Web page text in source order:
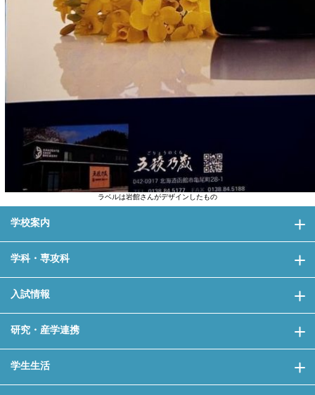
ラベルは岩館さんがデザインしたもの
学校案内
学科・専攻科
入試情報
研究・産学連携
学生生活